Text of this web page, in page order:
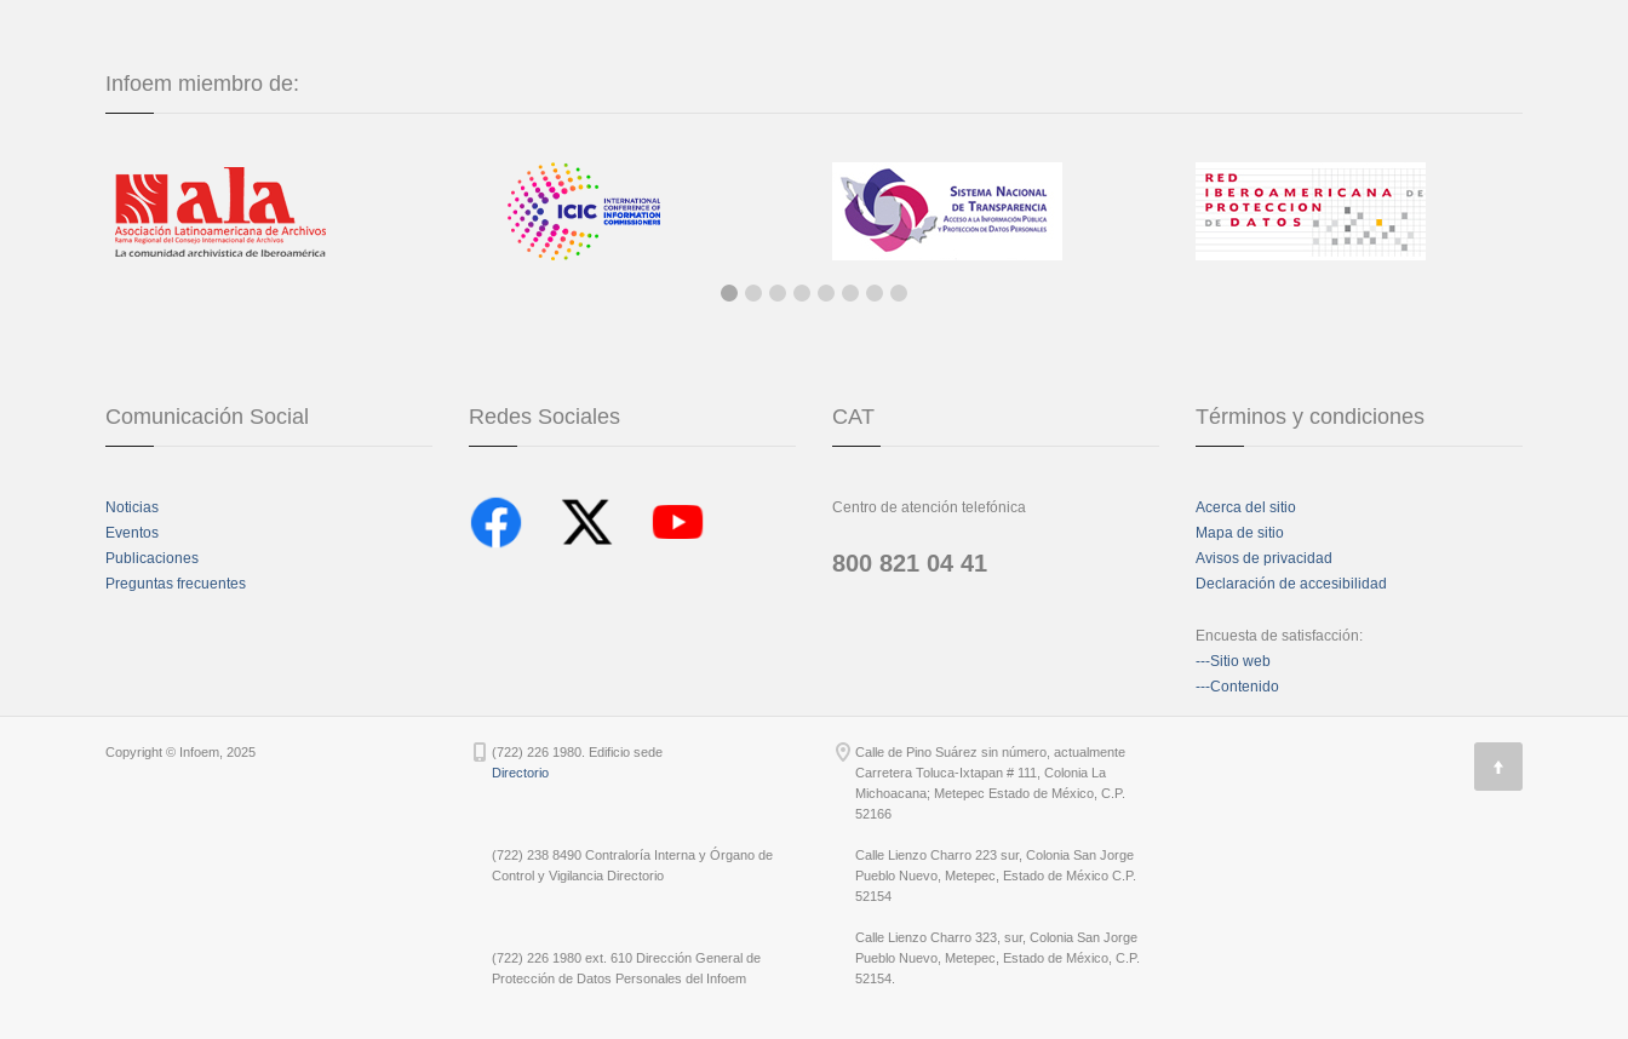
Infoem miembro de:
Comunicación Social
Noticias
Eventos
Publicaciones
Preguntas frecuentes
Redes Sociales CAT
Centro de atención telefónica
800 821 04 41
Términos y condiciones
Acerca del sitio
Mapa de sitio
Avisos de privacidad
Declaración de accesibilidad
Encuesta de satisfacción:
---Sitio web
---Contenido
Copyright © Infoem, 2025
(722) 226 1980. Edificio sede
Directorio
(722) 238 8490 Contraloría Interna y Órgano de
Control y Vigilancia Directorio
(722) 226 1980 ext. 610 Dirección General de
Protección de Datos Personales del Infoem
Calle de Pino Suárez sin número, actualmente
Carretera Toluca-Ixtapan # 111, Colonia La
Michoacana; Metepec Estado de México, C.P.
52166
Calle Lienzo Charro 223 sur, Colonia San Jorge
Pueblo Nuevo, Metepec, Estado de México C.P.
52154
Calle Lienzo Charro 323, sur, Colonia San Jorge
Pueblo Nuevo, Metepec, Estado de México, C.P.
52154.